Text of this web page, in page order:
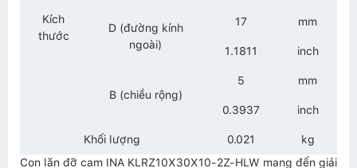
Kích
thước
D (đường kính
ngoài)
17 mm
1.1811 inch
B (chiều rộng)
5 mm
0.3937 inch
Khối lượng 0.021
kg
Con lăn đỡ cam INA KLRZ10X30X10-2Z-HLW mang đến giải